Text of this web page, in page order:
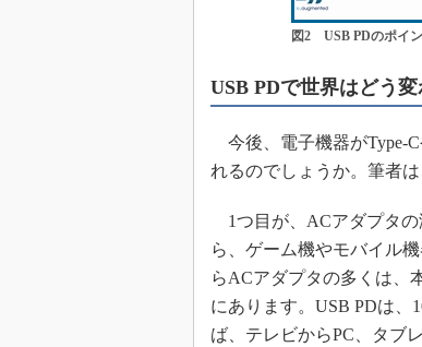
図2 USB PDのポイ
USB PDで世界はどう変
今後、電子機器がType-
れるのでしょうか。筆者
1つ目が、ACアダプタの
ら、ゲーム機やモバイル
らACアダプタの多くは、
にあります。USB PDは、
ば、テレビからPC、タブ